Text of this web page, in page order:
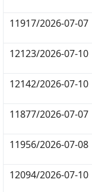
11917/2026-07-07
12123/2026-07-10
12142/2026-07-10
11877/2026-07-07
11956/2026-07-08
12094/2026-07-10